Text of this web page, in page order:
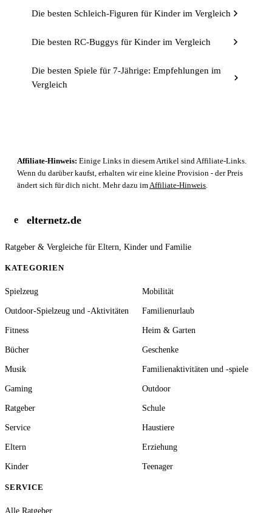
Die besten Schleich-Figuren für Kinder im Vergleich
Die besten RC-Buggys für Kinder im Vergleich
Die besten Spiele für 7-Jährige: Empfehlungen im
Vergleich
Affiliate-Hinweis: Einige Links in diesem Artikel sind Affiliate-Links.
Wenn du darüber kaufst, erhalten wir eine kleine Provision - der Preis
ändert sich für dich nicht. Mehr dazu im Affiliate-Hinweis
e elternetz.de
Ratgeber & Vergleiche für Eltern, Kinder und Familie
KATEGORIEN
Spielzeug Mobilität
Outdoor-Spielzeug und -Aktivitäten Familienurlaub
Fitness Heim & Garten
Bücher Geschenke
Musik Familienaktivitäten und -spiele
Gaming Outdoor
Ratgeber Schule
Service Haustiere
Eltern Erziehung
Kinder Teenager
SERVICE
Alle Ratgeber